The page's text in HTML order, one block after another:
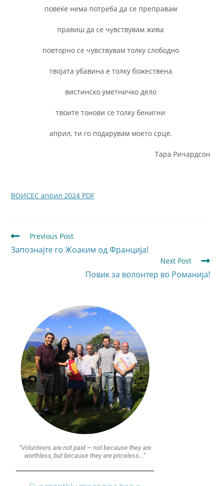
повеќе нема потреба да се преправам
правиш да се чувствувам жива
повторно се чувствувам толку слободно
твојата убавина е толку божествена
вистинско уметничко дело
твоите тонови се толку бенигни
април, ти го подарувам моето срце.
Тара Ричардсон
ВОИСЕС април 2024 PDF
Previous Post
Запознајте го Жоаким од Франција!
Next Post
Повик за волонтер во Романија!
“Volunteers are not paid — not because they are
worthless, but because they are priceless…”